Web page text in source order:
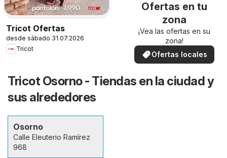
Tricot Ofertas
desde sábado 31.07.2026
Tricot
Ofertas en tu
zona
¡Vea las ofertas en su
zona!
Ofertas locales
Tricot Osorno - Tiendas en la ciudad y
sus alrededores
Osorno
Calle Eleuterio Ramírez
968